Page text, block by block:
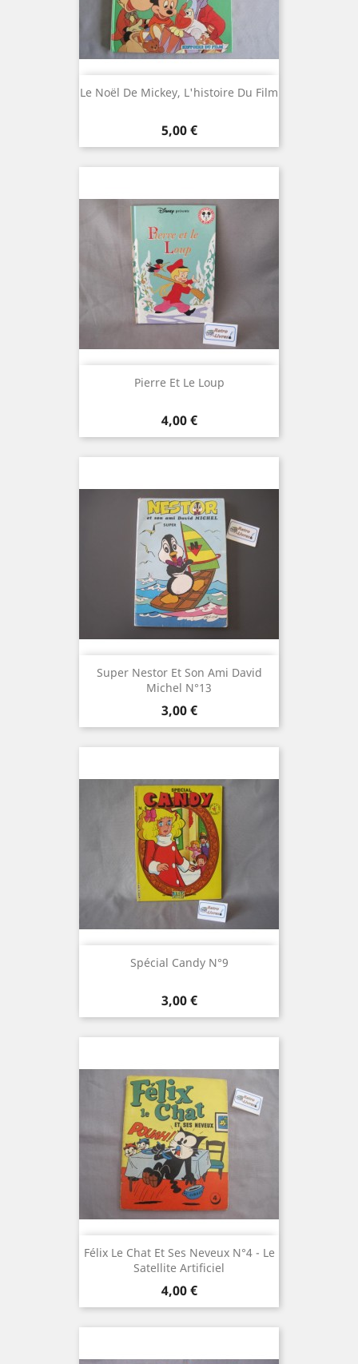
Le Noël De Mickey, L'histoire Du Film
Prix
5,00 €
Pierre Et Le Loup
Prix
4,00 €
Super Nestor Et Son Ami David
Michel N°13
Prix
3,00 €
Spécial Candy N°9
Prix
3,00 €
Félix Le Chat Et Ses Neveux N°4 - Le
Satellite Artificiel
Prix
4,00 €